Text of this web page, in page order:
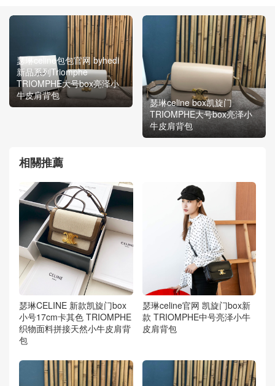
瑟琳celine包包官网 byhedi
新品系列Triomphe
TRIOMPHE大号box亮泽小
牛皮肩背包
瑟琳celine box凯旋门
TRIOMPHE大号box亮泽小
牛皮肩背包
相關推薦
瑟琳CELINE 新款凯旋门box
小号17cm卡其色 TRIOMPHE
织物面料拼接天然小牛皮肩背
包
瑟琳celine官网 凯旋门box新
款 TRIOMPHE中号亮泽小牛
皮肩背包